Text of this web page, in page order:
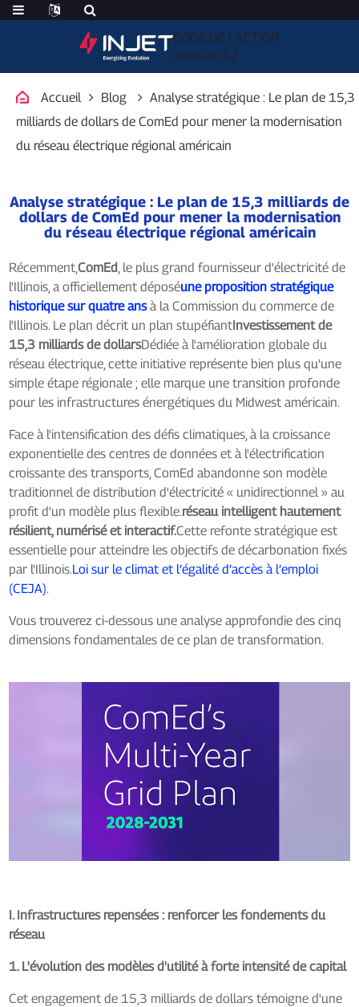
CODE DE L'ACTION
300820.SZ
Accueil Blog
Analyse stratégique : Le plan de 15,3
milliards de dollars de ComEd pour mener la modernisation
du réseau électrique régional américain
Analyse stratégique : Le plan de 15,3 milliards de
dollars de ComEd pour mener la modernisation
du réseau électrique régional américain
Récemment,ComEd, le plus grand fournisseur d'électricité de
l'Illinois, a officiellement déposéune proposition stratégique
historique sur quatre ans à la Commission du commerce de
l'Illinois. Le plan décrit un plan stupéfiantInvestissement de
15,3 milliards de dollarsDédiée à l'amélioration globale du
réseau électrique, cette initiative représente bien plus qu'une
simple étape régionale ; elle marque une transition profonde
pour les infrastructures énergétiques du Midwest américain.
Face à l'intensification des défis climatiques, à la croissance
exponentielle des centres de données et à l'électrification
croissante des transports, ComEd abandonne son modèle
traditionnel de distribution d'électricité « unidirectionnel » au
profit d'un modèle plus flexible.réseau intelligent hautement
résilient, numérisé et interactif.Cette refonte stratégique est
essentielle pour atteindre les objectifs de décarbonation fixés
par l'Illinois.Loi sur le climat et l’égalité d’accès à l’emploi
(CEJA).
Vous trouverez ci-dessous une analyse approfondie des cinq
dimensions fondamentales de ce plan de transformation.
I. Infrastructures repensées : renforcer les fondements du
réseau
1. L'évolution des modèles d'utilité à forte intensité de capital
Cet engagement de 15,3 milliards de dollars témoigne d'une